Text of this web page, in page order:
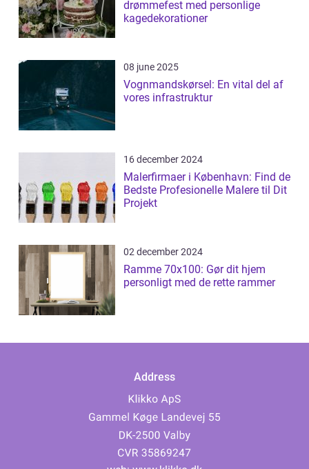
drømmefest med personlige
kagedekorationer
08 june 2025
Vognmandskørsel: En vital del af
vores infrastruktur
16 december 2024
Malerfirmaer i København: Find de
Bedste Profesionelle Malere til Dit
Projekt
02 december 2024
Ramme 70x100: Gør dit hjem
personligt med de rette rammer
Address